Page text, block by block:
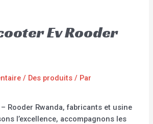
Ev Rooder
/ Des produits / Par
Rooder Rwanda, fabricants et usine
l’excellence, accompagnons les